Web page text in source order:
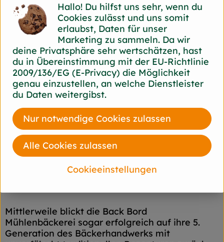
Herkunft
Hersteller: Back Bord
44866 Bochum Back Bord
zur Webseite
Als Bioland-Vertragsbäckerei steht Back Bord
Mittlerweile blickt die Back Bord
Mühlenbäckerei sogar erfolgreich auf ihre 5.
Generation des Bäckerhandwerks mit
Hallo! Du hilfst uns sehr, wenn du
Cookies zulässt und uns somit
erlaubst, Daten für unser
Marketing zu sammeln. Da wir
deine Privatsphäre sehr wertschätzen, hast
du in Übereinstimmung mit der EU-Richtlinie
2009/136/EG (E-Privacy) die Möglichkeit
genau einzustellen, an welche Dienstleister
du Daten weitergibst.
Cookieeinstellungen
Nur notwendige Cookies zulassen
Alle Cookies zulassen